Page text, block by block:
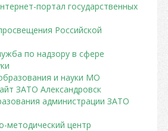
портал государственных
Российской
по надзору в сфере
и науки МО
ЗАТО Александровск
администрации ЗАТО
методический центр